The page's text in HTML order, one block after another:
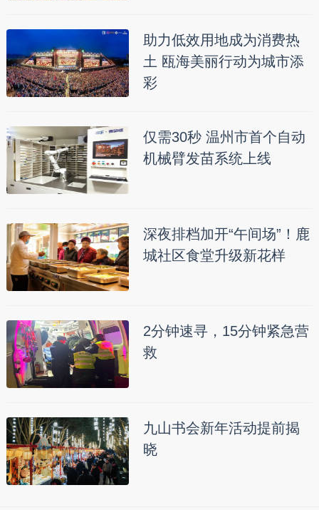
助力低效用地成为消费热
土 瓯海美丽行动为城市添
彩
仅需30秒 温州市首个自动
机械臂发苗系统上线
深夜排档加开“午间场”！鹿
城社区食堂升级新花样
2分钟速寻，15分钟紧急营
救
九山书会新年活动提前揭
晓